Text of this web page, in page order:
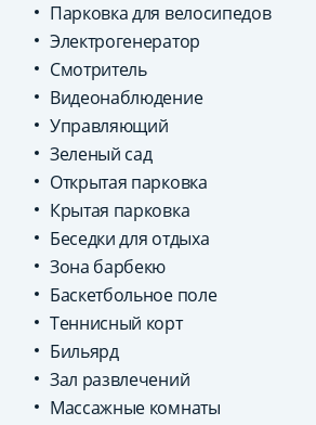
Парковка для велосипедов
Электрогенератор
Смотритель
Видеонаблюдение
Управляющий
Зеленый сад
Открытая парковка
Крытая парковка
Беседки для отдыха
Зона барбекю
Баскетбольное поле
Теннисный корт
Бильярд
Зал развлечений
Массажные комнаты